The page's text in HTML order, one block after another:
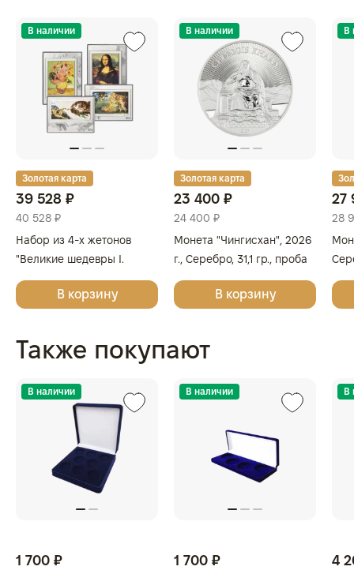
В наличии
Золотая карта
39 528 ₽
40 528 ₽
Набор из 4-х жетонов
"Великие шедевры I.
Леонардо да Винчи,
Сандро Боттичелли,
62,2 гр., проба 999,
В корзину
В наличии
Золотая карта
23 400 ₽
24 400 ₽
Монета "Чингисхан", 2026
г., Серебро, 31,1 гр., проба
999.9, МОНГОЛИЯ
В корзину
В
27
28
Также покупают
В наличии
1 700 ₽
В наличии
1 700 ₽
В
4